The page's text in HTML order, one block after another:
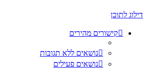
דילוג לתוכן
קישורים מהירים
נושאים ללא תגובות
נושאים פעילים